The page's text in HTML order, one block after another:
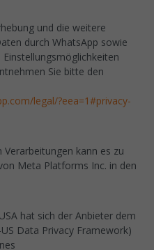
und die weitere
durch WhatsApp sowie
Sie bitte den
legal/?eea=1#privacy-
kann es zu
Meta Platforms Inc. in den
hat sich der Anbieter dem
Data Privacy Framework)